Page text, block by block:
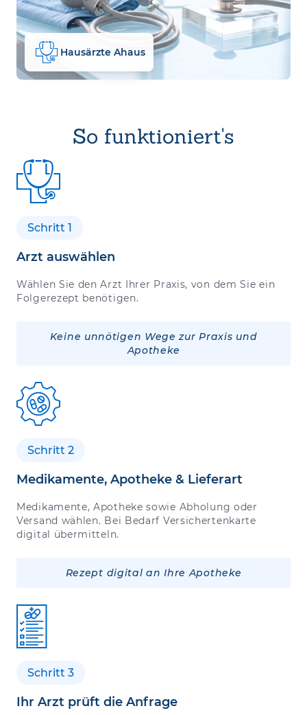
Hausärzte Ahaus
So funktioniert's
Schritt 1
Arzt auswählen
Wählen Sie den Arzt Ihrer Praxis, von dem Sie ein
Folgerezept benötigen.
Keine unnötigen Wege zur Praxis und
Apotheke
Schritt 2
Medikamente, Apotheke & Lieferart
Medikamente, Apotheke sowie Abholung oder
Versand wählen. Bei Bedarf Versichertenkarte
digital übermitteln.
Rezept digital an Ihre Apotheke
Schritt 3
Ihr Arzt prüft die Anfrage